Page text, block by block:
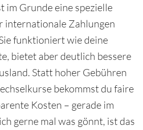
im Grunde eine spezielle
internationale Zahlungen
funktioniert wie deine
bietet aber deutlich bessere
Statt hoher Gebühren
bekommst du faire
Kosten – gerade im
gerne mal was gönnt, ist das